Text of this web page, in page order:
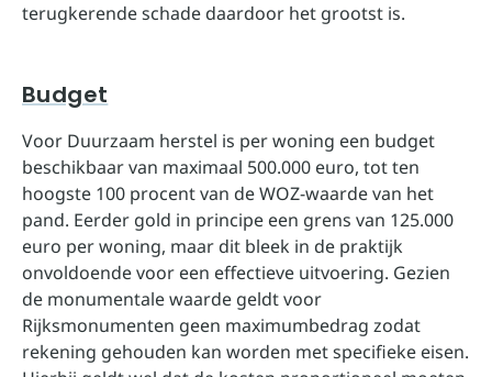
terugkerende schade daardoor het grootst is.
Budget
Voor Duurzaam herstel is per woning een budget
beschikbaar van maximaal 500.000 euro, tot ten
hoogste 100 procent van de WOZ-waarde van het
pand. Eerder gold in principe een grens van 125.000
euro per woning, maar dit bleek in de praktijk
onvoldoende voor een effectieve uitvoering. Gezien
de monumentale waarde geldt voor
Rijksmonumenten geen maximumbedrag zodat
rekening gehouden kan worden met specifieke eisen.